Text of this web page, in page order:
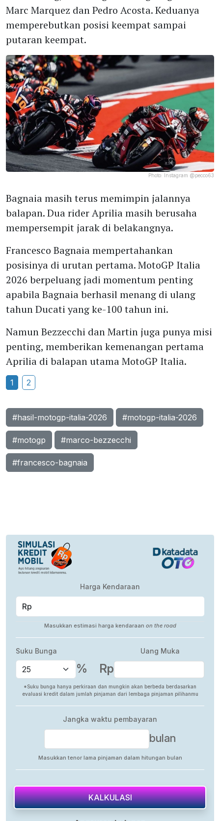
Marc Marquez dan Pedro Acosta. Keduanya
memperebutkan posisi keempat sampai
putaran keempat.
Photo: Instagram @pecco63
Bagnaia masih terus memimpin jalannya
balapan. Dua rider Aprilia masih berusaha
mempersempit jarak di belakangnya.
Francesco Bagnaia mempertahankan
posisinya di urutan pertama. MotoGP Italia
2026 berpeluang jadi momentum penting
apabila Bagnaia berhasil menang di ulang
tahun Ducati yang ke-100 tahun ini.
Namun Bezzecchi dan Martin juga punya misi
penting, memberikan kemenangan pertama
Aprilia di balapan utama MotoGP Italia.
1 2
#hasil-motogp-italia-2026 #motogp-italia-2026
#motogp #marco-bezzecchi
#francesco-bagnaia